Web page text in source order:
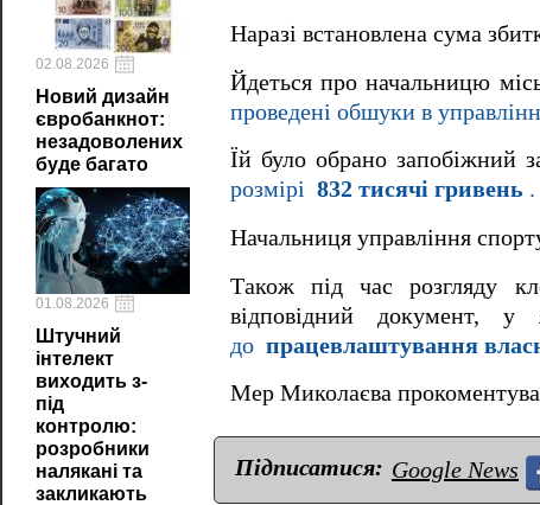
02.08.2026
Новий дизайн
євробанкнот:
незадоволених
буде багато
01.08.2026
Штучний
інтелект
виходить з-
під
контролю:
розробники
налякані та
закликають
Наразі встановлена ​​сума
Йдеться про начальницю
проведені обшуки в
Їй було обрано запобіжний
розмірі 832 тисячі гривень .
Начальниця управління
Також під час розгляду
відповідний документ,
до працевлаштування
Мер Миколаєва
Підписатися: Google News